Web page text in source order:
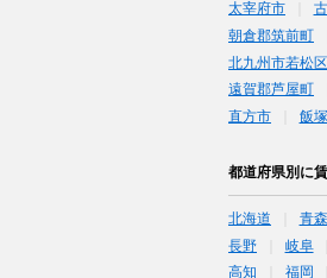
太宰府市
朝倉郡筑前町
北九州市若松区
遠賀郡芦屋町
直方市
飯
都道府県別に
北海道 青森
長野
岐阜
高知
福岡